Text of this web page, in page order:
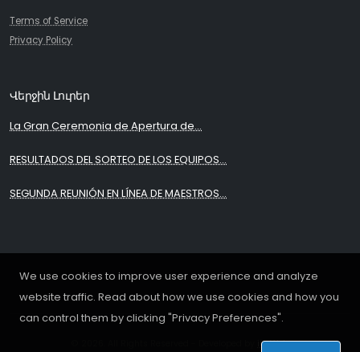
We use cookies to improve user experience and analyze
website traffic. Read about how we use cookies and how you
can control them by clicking "Privacy Preferences".
Terms of Service
Privacy Policy
Վերջին Լուրեր
La Gran Ceremonia de Apertura de...
RESULTADOS DEL SORTEO DE LOS EQUIPOS...
SEGUNDA REUNIÓN EN LÍNEA DE MAESTROS...
iDoWeb